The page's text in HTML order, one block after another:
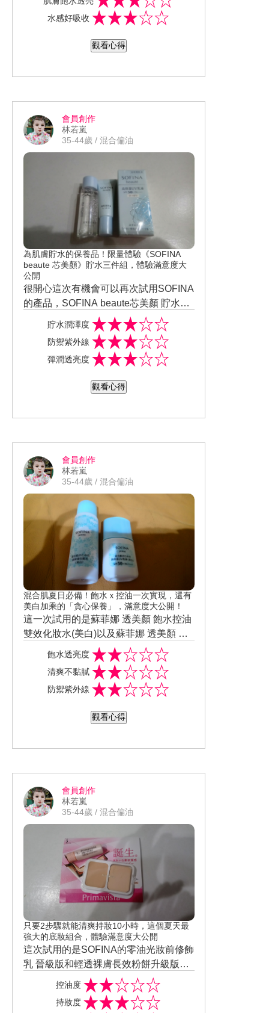
興試用SOFINA jenne 透美顏飽水控油三
件組：飽水控油雙效化妝水 +飽水控油雙
聞起來帶淡淡的花香味，化妝水擦起來
膩，皮膚沒有負擔感，本來擔心擦日間
有很快就出油，只是應該是我本身就很
容易出油…是過了3.4小時還是會出油！
水感好吸收
觀看心得
會員創作
林若嵐
35-44歲 / 混合偏油
為肌膚貯水的保養品！限量體驗《SOFINA
beaute 芯美顏》貯水三件組，體驗滿意度大
公開
很開心這次有機會可以再次試用SOFINA
的產品，SOFINA beaute芯美顏 貯水三
件組，像我的皮膚不知道是不是因為年
輕的關係越來越乾燥缺水，但還是皮膚
跟年輕一樣還是很容易出油…又有點敏
感，但這次試用，皮膚沒有敏感的狀況
有點油…但過了一下就好了，還算是清
花香…使用起來…心情還蠻好的！
貯水潤澤度
防禦紫外線
彈潤透亮度
觀看心得
會員創作
林若嵐
35-44歲 / 混合偏油
混合肌夏日必備！飽水ｘ控油一次實現，還有
美白加乘的「貪心保養」，滿意度大公開！
這一次試用的是蘇菲娜 透美顏 飽水控油
雙效化妝水(美白)以及蘇菲娜 透美顏 飽
水控油雙效日間防護乳(美白)這兩種美白
商品，打破我對美白產品的刻板會很黏
膩厚重不舒服的印象，像味道也不會太
過香的香味，是淡淡的花香味， 飽水控
液的質地擦在皮膚上有水嫩的感覺不會
呈現是白色偏水狀的感覺，帶點亮的光
會！！！就很容易出油泛油光，一出門
到上班地點還是需要有吸油面紙吸
飽水透亮度
清爽不黏膩
防禦紫外線
觀看心得
會員創作
林若嵐
35-44歲 / 混合偏油
只要2步驟就能清爽持妝10小時，這個夏天最
強大的底妝組合，體驗滿意度大公開
這次試用的是SOFINA的零油光妝前修飾
乳 晉級版和輕透裸膚長效粉餅升級版，
零油光妝前修飾乳 ，質地粉粉水水的帶
點粉紅色，試用品要注意倒出來，一不
小心倒會倒太多出來，妝前修飾乳有潤
控油度
持妝度